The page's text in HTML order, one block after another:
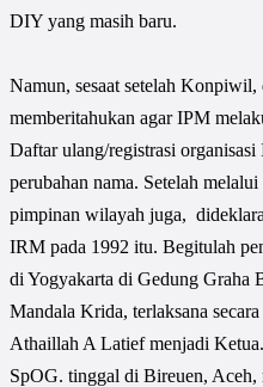
DIY yang masih baru.
Namun, sesaat setelah
memberitahukan agar IPM
Daftar ulang/registrasi
perubahan nama. Setelah
pimpinan wilayah juga,
IRM pada 1992 itu. Begitulah
di Yogyakarta di Gedung Graha
Mandala Krida, terlaksana
Athaillah A Latief menjadi
SpOG. tinggal di Bireuen,